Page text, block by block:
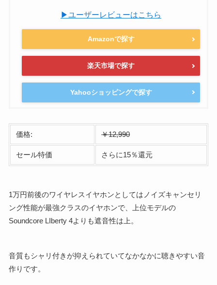
▶ユーザーレビューはこちら
Amazonで探す
楽天市場で探す
Yahooショッピングで探す
価格: ￥12,990
セール特価 さらに15％還元
1万円前後のワイヤレスイヤホンとしてはノイズキャンセリ
ング性能が最強クラスのイヤホンで、上位モデルの
Soundcore LIberty 4よりも遮音性は上。
音質もシャリ付きが抑えられていてなかなかに聴きやすい音
作りです。